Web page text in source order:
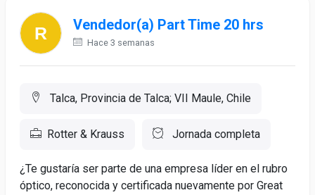
Vendedor(a) Part Time 20 hrs
Hace 3 semanas
Talca, Provincia de Talca; VII Maule, Chile
Rotter & Krauss Jornada completa
¿Te gustaría ser parte de una empresa líder en el rubro
óptico, reconocida y certificada nuevamente por Great